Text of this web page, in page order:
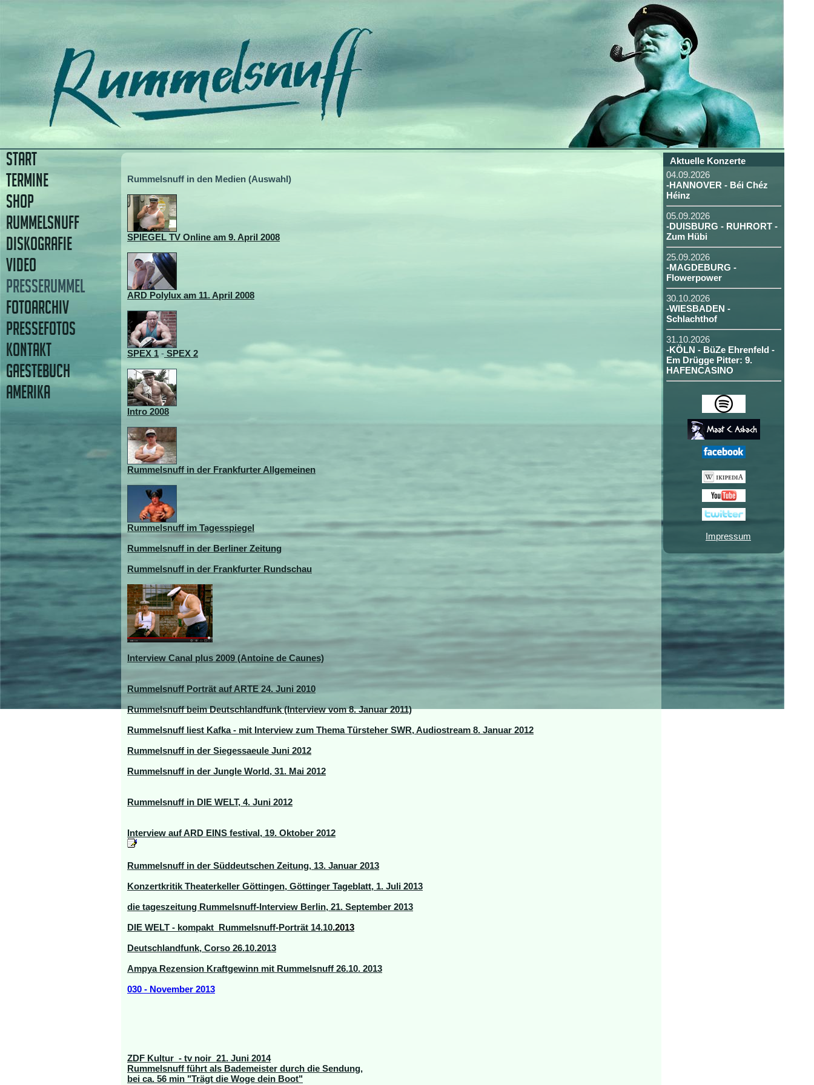
Rummelsnuff in den Medien (Auswahl)
SPIEGEL TV Online am 9. April 2008
ARD Polylux am 11. April 2008
SPEX 1 - SPEX 2
Intro 2008
Rummelsnuff in der Frankfurter Allgemeinen
Rummelsnuff im Tagesspiegel
Rummelsnuff in der Berliner Zeitung
Rummelsnuff in der Frankfurter Rundschau
Interview Canal plus 2009 (Antoine de Caunes)
Rummelsnuff Porträt auf ARTE 24. Juni 2010
Rummelsnuff beim Deutschlandfunk (Interview vom 8. Januar 2011)
Rummelsnuff liest Kafka - mit Interview zum Thema Türsteher SWR, Audiostream 8. Januar 2012
Rummelsnuff in der Siegessaeule Juni 2012
Rummelsnuff in der Jungle World, 31. Mai 2012
Rummelsnuff in DIE WELT, 4. Juni 2012
Interview auf ARD EINS festival, 19. Oktober 2012
Rummelsnuff in der Süddeutschen Zeitung, 13. Januar 2013
Konzertkritik Theaterkeller Göttingen, Göttinger Tageblatt, 1. Juli 2013
die tageszeitung Rummelsnuff-Interview Berlin, 21. September 2013
DIE WELT - kompakt Rummelsnuff-Porträt 14.10.2013
Deutschlandfunk, Corso 26.10.2013
Ampya Rezension Kraftgewinn mit Rummelsnuff 26.10. 2013
030 - November 2013
ZDF Kultur - tv noir 21. Juni 2014
Rummelsnuff führt als Bademeister durch die Sendung,
bei ca. 56 min "Trägt die Woge dein Boot"
START
TERMINE
SHOP
RUMMELSNUFF
DISKOGRAFIE
VIDEO
PRESSERUMMEL
FOTOARCHIV
PRESSEFOTOS
KONTAKT
GAESTEBUCH
AMERIKA
Aktuelle Konzerte
04.09.2026
-HANNOVER - Béi Chéz
Héinz
05.09.2026
-DUISBURG - RUHRORT -
Zum Hübi
25.09.2026
-MAGDEBURG -
Flowerpower
30.10.2026
-WIESBADEN -
Schlachthof
31.10.2026
-KÖLN - BüZe Ehrenfeld -
Em Drügge Pitter: 9.
HAFENCASINO
Impressum